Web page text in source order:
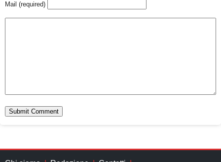
Mail (required)